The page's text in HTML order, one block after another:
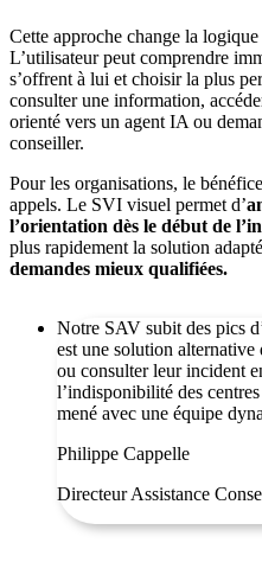
Cette approche change la
L’utilisateur peut comprendre
s’offrent à lui et choisir la plus
consulter une information,
orienté vers un agent IA ou
conseiller.
Pour les organisations, le
appels. Le SVI visuel permet d’
l’orientation dès le début de
plus rapidement la solution
demandes mieux qualifiées.
Notre SAV subit des pics
est une solution alternative
ou consulter leur incident
l’indisponibilité des
mené avec une équipe
Philippe Cappelle
Directeur Assistance